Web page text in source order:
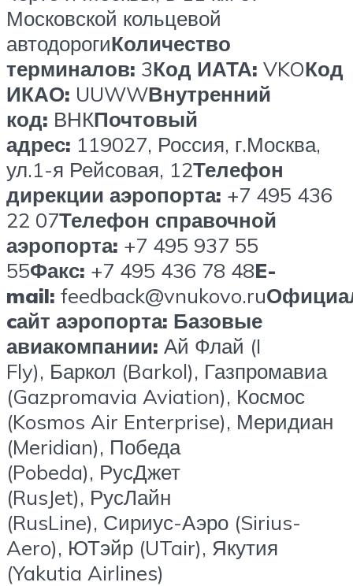
Московской кольцевой
автодорогиКоличество
терминалов: 3Код ИАТА: VKOКод
ИКАО: UUWWВнутренний
код: ВНКПочтовый
адрес: 119027, Россия, г.Москва,
ул.1-я Рейсовая, 12Телефон
дирекции аэропорта: +7 495 436
22 07Телефон справочной
аэропорта: +7 495 937 55
55Факс: +7 495 436 78 48E-
mail: feedback@vnukovo.ru
cайт аэропорта: Базовые
авиакомпании: Ай Флай (I
Fly), Баркол (Barkol), Газпромавиа
(Gazpromavia Aviation), Космос
(Kosmos Air Enterprise), Меридиан
(Meridian), Победа
(Pobeda), РусДжет
(RusJet), РусЛайн
(RusLine), Сириус-Аэро (Sirius-
Aero), ЮТэйр (UTair), Якутия
(Yakutia Airlines)